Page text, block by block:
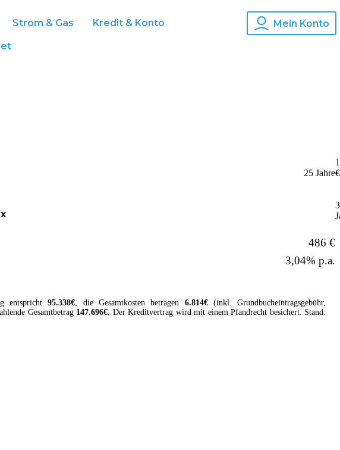
Strom & Gas Kredit & Konto Mein Konto
€
25 Jahre
486 €
3,04% p.a.
entspricht95.338€, die Gesamtkosten betragen 6.814€(inkl. Grundbucheintragsgebühr,
Gesamtbetrag 147.696€. Der Kreditvertrag wird mit einem Pfandrecht besichert. Stand: